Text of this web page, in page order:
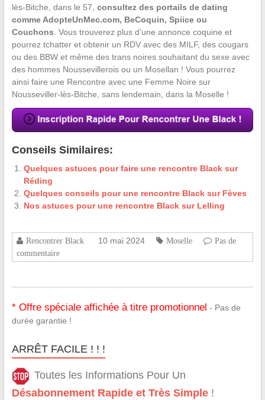
lès-Bitche, dans le 57, consultez des portails de dating
comme AdopteUnMec.com, BeCoquin, Spiice ou
Couchons . Vous trouverez plus d’une annonce coquine et
pourrez tchatter et obtenir un RDV avec des MILF, des cougars
ou des BBW et même des trans noires souhaitant du sexe avec
des hommes Noussevillerois ou un Mosellan ! Vous pourrez
ainsi faire une Rencontre avec une Femme Noire sur
Nousseviller-lès-Bitche, sans lendemain, dans la Moselle !
Conseils Similaires:
Quelques astuces pour faire une rencontre Black sur
Réding
Quelques conseils pour une rencontre Black sur Fèves
Nos astuces pour une rencontre Black sur Lelling
Rencontrer Black 10 mai 2024 Moselle
Pas de
commentaire
* Offre spéciale affichée à titre promotionnel - Pas de
durée garantie !
ARRÊT FACILE ! ! !
Toutes les Informations Pour Un
Désabonnement Rapide et Très Simple!